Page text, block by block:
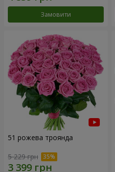
Замовити
51 рожева троянда
5 229 грн